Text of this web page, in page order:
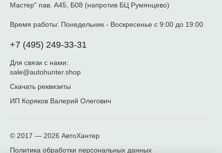
Мастер" пав. А45, Б08 (напротив БЦ Румянцево)
Время работы: Понедельник - Воскресенье с 9:00 до 19:00
+7 (495) 249-33-31
Для связи с нами:
sale@autohunter.shop
Скачать реквизиты
ИП Коряков Валерий Олегович
© 2017 — 2026 АвтоХантер
Политика обработки персональных данных